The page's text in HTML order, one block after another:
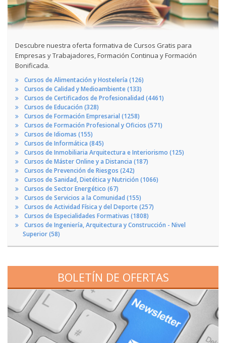
Descubre nuestra oferta formativa de Cursos Gratis para
Empresas y Trabajadores, Formación Continua y Formación
Bonificada.
Cursos de Alimentación y Hostelería (126)
Cursos de Calidad y Medioambiente (133)
Cursos de Certificados de Profesionalidad (4461)
Cursos de Educación (328)
Cursos de Formación Empresarial (1258)
Cursos de Formación Profesional y Oficios (571)
Cursos de Idiomas (155)
Cursos de Informática (845)
Cursos de Inmobiliaria Arquitectura e Interiorismo (125)
Cursos de Máster Online y a Distancia (187)
Cursos de Prevención de Riesgos (242)
Cursos de Sanidad, Dietética y Nutrición (1066)
Cursos de Sector Energético (67)
Cursos de Servicios a la Comunidad (155)
Cursos de Actividad Física y del Deporte (257)
Cursos de Especialidades Formativas (1808)
Cursos de Ingeniería, Arquitectura y Construcción - Nivel
Superior (58)
BOLETÍN DE OFERTAS